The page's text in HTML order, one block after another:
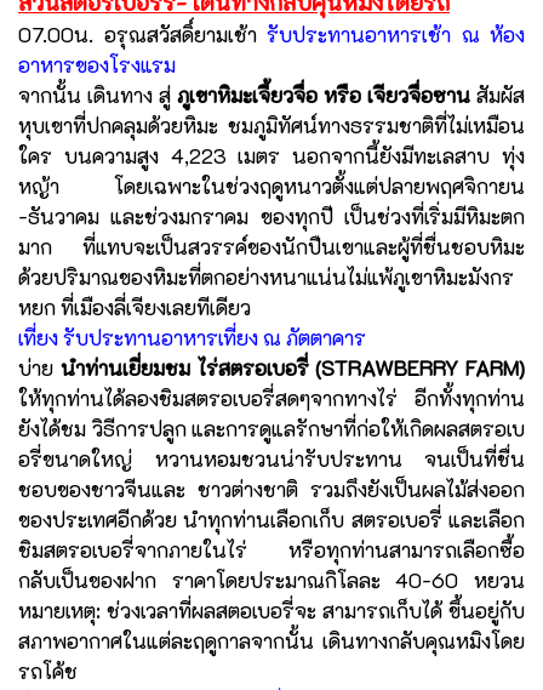
07.00น. อรุณสวัสดิ์ยามเช้า รับประทานอาหารเช้า ณ ห้อง
อาหารของโรงแรม
จากนั้น เดินทาง สู่ ภูเขาหิมะเจี้ยวจื่อ หรือ เจียวจื่อซาน สัมผัส
หุบเขาที่ปกคลุมด้วยหิมะ ชมภูมิทัศน์ทางธรรมชาติที่ไม่เหมือน
ใคร บนความสูง 4,223 เมตร นอกจากนี้ยังมีทะเลสาบ ทุ่ง
หญ้า โดยเฉพาะในช่วงฤดูหนาวตั้งแต่ปลายพฤศจิกายน
-ธันวาคม และช่วงมกราคม ของทุกปี เป็นช่วงที่เริ่มมีหิมะตก
มาก ที่แทบจะเป็นสวรรค์ของนักปืนเขาและผู้ที่ชื่นชอบหิมะ
ด้วยปริมาณของหิมะที่ตกอย่างหนาแน่นไม่แพ้ภูเขาหิมะมังกร
หยก ที่เมืองลี่เจียงเลยทีเดียว
เที่ยง รับประทานอาหารเที่ยง ณ ภัตตาคาร
บ่าย นำท่านเยี่ยมชม ไร่สตรอเบอรี่ (STRAWBERRY FARM)
ให้ทุกท่านได้ลองชิมสตรอเบอรี่สดๆจากทางไร่ อีกทั้งทุกท่าน
ยังได้ชม วิธีการปลูก และการดูแลรักษาที่ก่อให้เกิดผลสตรอเบ
อรี่ขนาดใหญ่ หวานหอมชวนน่ารับประทาน จนเป็นที่ชื่น
ชอบของชาวจีนและ ชาวต่างชาติ รวมถึงยังเป็นผลไม้ส่งออก
ของประเทศอีกด้วย นำทุกท่านเลือกเก็บ สตรอเบอรี่ และเลือก
ชิมสตรอเบอรี่จากภายในไร่ หรือทุกท่านสามารถเลือกซื้อ
กลับเป็นของฝาก ราคาโดยประมาณกิโลละ 40-60 หยวน
หมายเหตุ: ช่วงเวลาที่ผลสตอเบอรี่จะ สามารถเก็บได้ ขึ้นอยู่กับ
สภาพอากาศในแต่ละฤดูกาลจากนั้น เดินทางกลับคุณหมิงโดย
รถโค้ช